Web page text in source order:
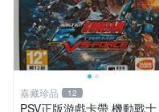
嘉藏珍品 12
PSV正版游戲卡帶 機動戰士